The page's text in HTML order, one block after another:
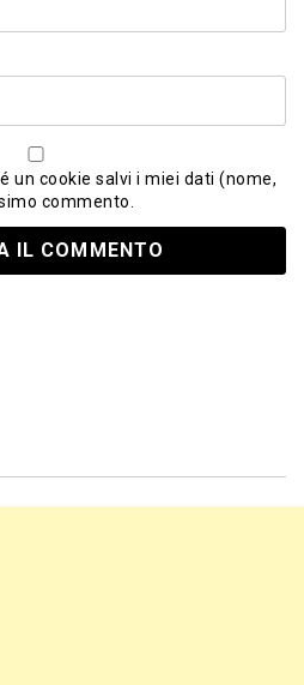
un cookie salvi i miei dati (nome,
commento.